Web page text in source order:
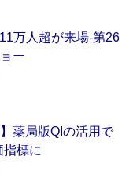
万人超が来場‐第26
ー
薬局版QIの活用で
指標に